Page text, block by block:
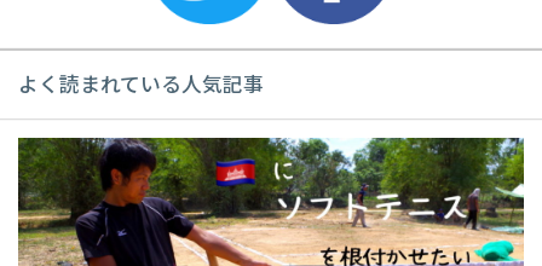
よく読まれている人気記事